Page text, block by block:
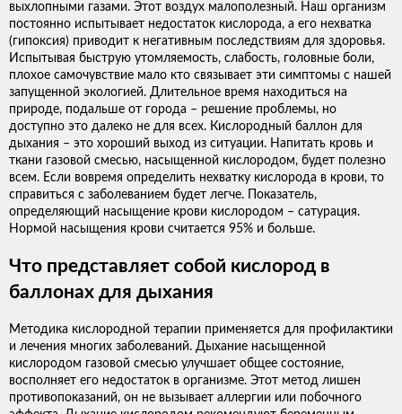
выхлопными газами. Этот воздух малополезный. Наш организм
постоянно испытывает недостаток кислорода, а его нехватка
(гипоксия) приводит к негативным последствиям для здоровья.
Испытывая быструю утомляемость, слабость, головные боли,
плохое самочувствие мало кто связывает эти симптомы с нашей
запущенной экологией. Длительное время находиться на
природе, подальше от города – решение проблемы, но
доступно это далеко не для всех. Кислородный баллон для
дыхания – это хороший выход из ситуации. Напитать кровь и
ткани газовой смесью, насыщенной кислородом, будет полезно
всем. Если вовремя определить нехватку кислорода в крови, то
справиться с заболеванием будет легче. Показатель,
определяющий насыщение крови кислородом – сатурация.
Нормой насыщения крови считается 95% и больше.
Что представляет собой кислород в
баллонах для дыхания
Методика кислородной терапии применяется для профилактики
и лечения многих заболеваний. Дыхание насыщенной
кислородом газовой смесью улучшает общее состояние,
восполняет его недостаток в организме. Этот метод лишен
противопоказаний, он не вызывает аллергии или побочного